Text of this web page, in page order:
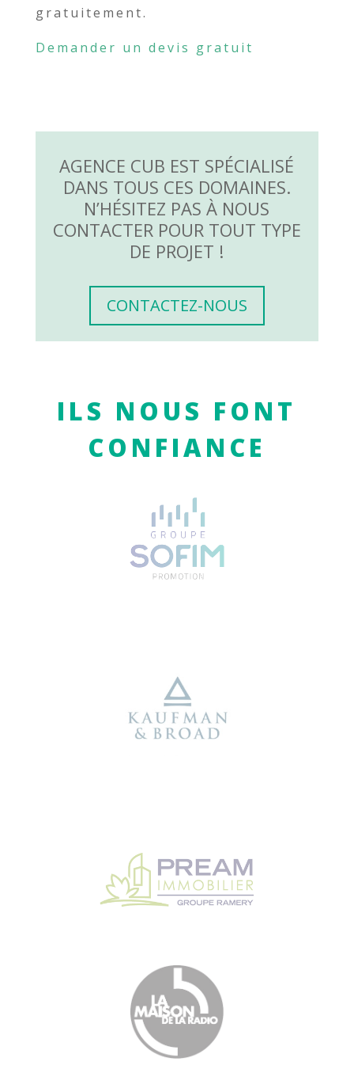
gratuitement.
Demander un devis gratuit
AGENCE CUB EST SPÉCIALISÉ
DANS TOUS CES DOMAINES.
N’HÉSITEZ PAS À NOUS
CONTACTER POUR TOUT TYPE
DE PROJET !
CONTACTEZ-NOUS
ILS NOUS FONT
CONFIANCE